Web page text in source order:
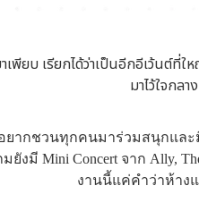
ยบ เรียกได้ว่าเป็นอีกอีเว้นต์ที่
มาไว้ใจกล
ยากชวนทุกคนมาร่วมสนุก
ยังมี Mini Concert จาก Ally,
งานนี้แค่คำว่าห้าง